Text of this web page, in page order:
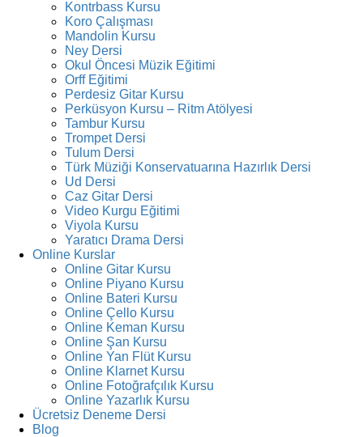
Kontrbass Kursu
Koro Çalışması
Mandolin Kursu
Ney Dersi
Okul Öncesi Müzik Eğitimi
Orff Eğitimi
Perdesiz Gitar Kursu
Perküsyon Kursu – Ritm Atölyesi
Tambur Kursu
Trompet Dersi
Tulum Dersi
Türk Müziği Konservatuarına Hazırlık Dersi
Ud Dersi
Caz Gitar Dersi
Video Kurgu Eğitimi
Viyola Kursu
Yaratıcı Drama Dersi
Online Kurslar
Online Gitar Kursu
Online Piyano Kursu
Online Bateri Kursu
Online Çello Kursu
Online Keman Kursu
Online Şan Kursu
Online Yan Flüt Kursu
Online Klarnet Kursu
Online Fotoğrafçılık Kursu
Online Yazarlık Kursu
Ücretsiz Deneme Dersi
Blog